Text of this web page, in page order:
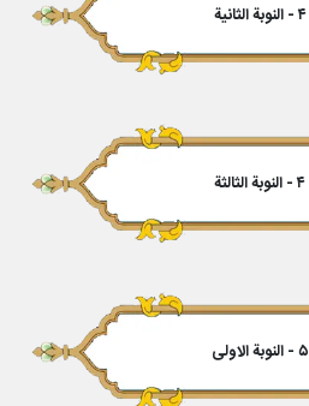
۴ - النوبة الثانیة
۴ - النوبة الثالثة
۵ - النوبة الاولى